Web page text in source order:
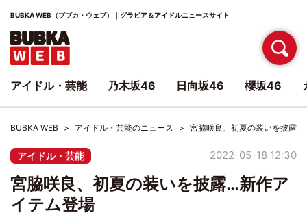
BUBKA WEB（ブブカ・ウェブ）｜グラビア＆アイドルニュースサイト
BUBKA WEB アイドル・芸能のニュース 宮脇咲良、初夏の装いを披露…
アイドル・芸能 2022-05-18 12:30
宮脇咲良、初夏の装いを披露…新作ア
イテム登場
アイドル・芸能 乃木坂46 日向坂46 櫻坂46